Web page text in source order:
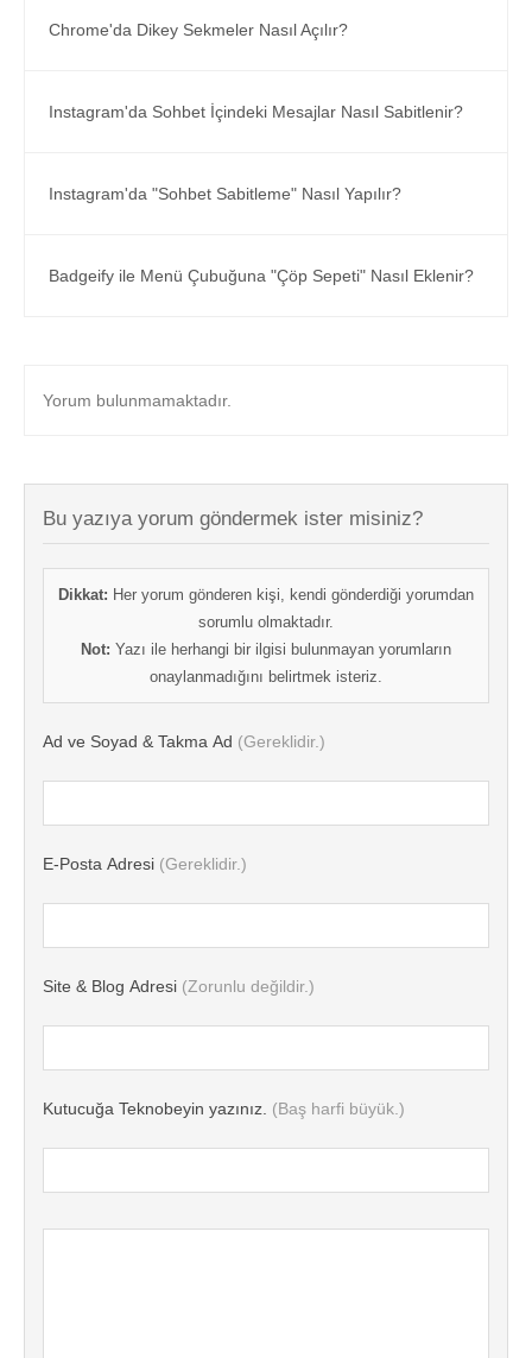
Chrome'da Dikey Sekmeler Nasıl Açılır?
Instagram'da Sohbet İçindeki Mesajlar Nasıl Sabitlenir?
Instagram'da "Sohbet Sabitleme" Nasıl Yapılır?
Badgeify ile Menü Çubuğuna "Çöp Sepeti" Nasıl Eklenir?
Yorum bulunmamaktadır.
Bu yazıya yorum göndermek ister misiniz?
Dikkat: Her yorum gönderen kişi, kendi gönderdiği yorumdan
sorumlu olmaktadır.
Not: Yazı ile herhangi bir ilgisi bulunmayan yorumların
onaylanmadığını belirtmek isteriz.
Ad ve Soyad & Takma Ad (Gereklidir.)
E-Posta Adresi (Gereklidir.)
Site & Blog Adresi (Zorunlu değildir.)
Kutucuğa Teknobeyin yazınız. (Baş harfi büyük.)